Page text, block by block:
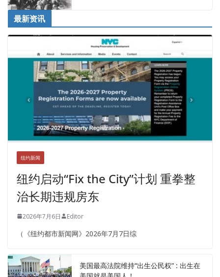
最新资讯
纽约新闻
纽约启动“Fix the City”计划 重拳整
治长期违规房东
2026年7月6日 Editor
（《纽约都市新闻网》2026年7月7日综
美国最高法院维持“出生公民权” : 出生在